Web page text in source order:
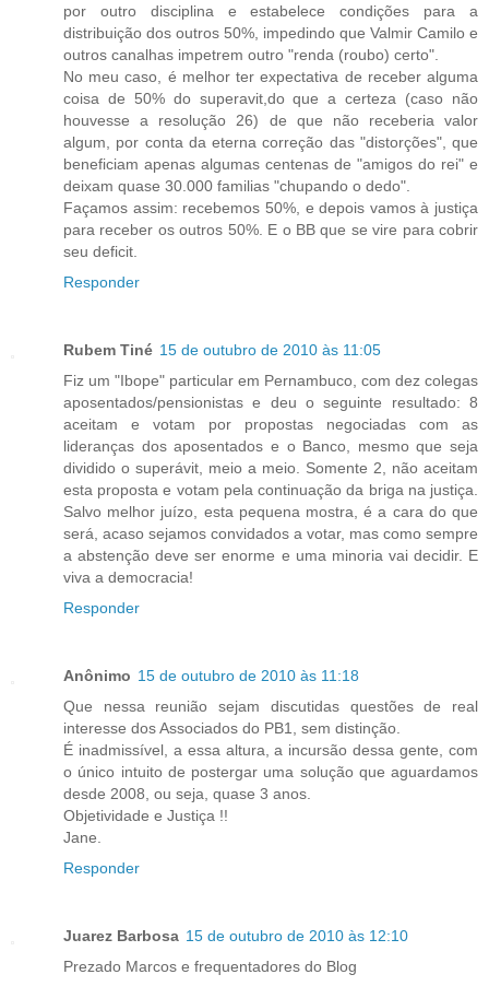
por outro disciplina e estabelece condições para a
distribuição dos outros 50%, impedindo que Valmir Camilo e
outros canalhas impetrem outro "renda (roubo) certo".
No meu caso, é melhor ter expectativa de receber alguma
coisa de 50% do superavit,do que a certeza (caso não
houvesse a resolução 26) de que não receberia valor
algum, por conta da eterna correção das "distorções", que
beneficiam apenas algumas centenas de "amigos do rei" e
deixam quase 30.000 familias "chupando o dedo".
Façamos assim: recebemos 50%, e depois vamos à justiça
para receber os outros 50%. E o BB que se vire para cobrir
seu deficit.
Responder
Rubem Tiné 15 de outubro de 2010 às 11:05
Fiz um "Ibope" particular em Pernambuco, com dez colegas
aposentados/pensionistas e deu o seguinte resultado: 8
aceitam e votam por propostas negociadas com as
lideranças dos aposentados e o Banco, mesmo que seja
dividido o superávit, meio a meio. Somente 2, não aceitam
esta proposta e votam pela continuação da briga na justiça.
Salvo melhor juízo, esta pequena mostra, é a cara do que
será, acaso sejamos convidados a votar, mas como sempre
a abstenção deve ser enorme e uma minoria vai decidir. E
viva a democracia!
Responder
Anônimo 15 de outubro de 2010 às 11:18
Que nessa reunião sejam discutidas questões de real
interesse dos Associados do PB1, sem distinção.
É inadmissível, a essa altura, a incursão dessa gente, com
o único intuito de postergar uma solução que aguardamos
desde 2008, ou seja, quase 3 anos.
Objetividade e Justiça !!
Jane.
Responder
Juarez Barbosa 15 de outubro de 2010 às 12:10
Prezado Marcos e frequentadores do Blog